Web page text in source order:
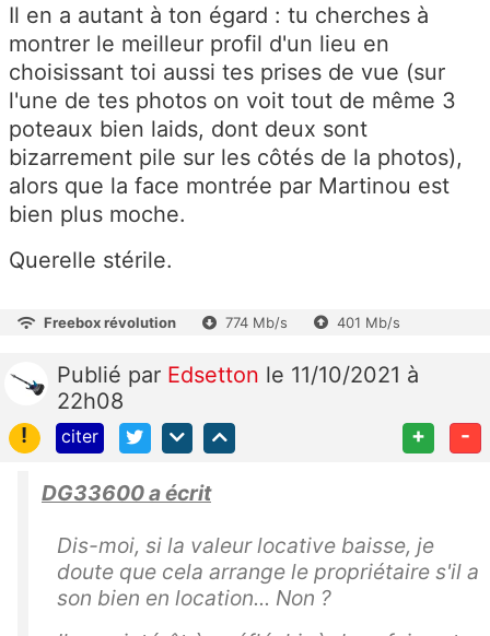
Il en a autant à ton égard : tu cherches à
montrer le meilleur profil d'un lieu en
choisissant toi aussi tes prises de vue (sur
l'une de tes photos on voit tout de même 3
poteaux bien laids, dont deux sont
bizarrement pile sur les côtés de la photos),
alors que la face montrée par Martinou est
bien plus moche.
Querelle stérile.
Freebox révolution 774 Mb/s 401 Mb/s
Publié par Edsetton le 11/10/2021 à
22h08
!
citer + -
DG33600 a écrit
Dis-moi, si la valeur locative baisse, je
doute que cela arrange le propriétaire s'il a
son bien en location... Non ?